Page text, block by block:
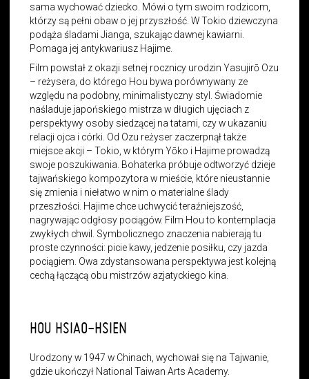
sama wychować dziecko. Mówi o tym swoim rodzicom,
którzy są pełni obaw o jej przyszłość. W Tokio dziewczyna
podąża śladami Jianga, szukając dawnej kawiarni.
Pomaga jej antykwariusz Hajime.
Film powstał z okazji setnej rocznicy urodzin Yasujirō Ozu
– reżysera, do którego Hou bywa porównywany ze
względu na podobny, minimalistyczny styl. Świadomie
naśladuje japońskiego mistrza w długich ujęciach z
perspektywy osoby siedzącej na tatami, czy w ukazaniu
relacji ojca i córki. Od Ozu reżyser zaczerpnął także
miejsce akcji – Tokio, w którym Yōko i Hajime prowadzą
swoje poszukiwania. Bohaterka próbuje odtworzyć dzieje
tajwańskiego kompozytora w mieście, które nieustannie
się zmienia i niełatwo w nim o materialne ślady
przeszłości. Hajime chce uchwycić teraźniejszość,
nagrywając odgłosy pociągów. Film Hou to kontemplacja
zwykłych chwil. Symbolicznego znaczenia nabierają tu
proste czynności: picie kawy, jedzenie posiłku, czy jazda
pociągiem. Owa zdystansowana perspektywa jest kolejną
cechą łączącą obu mistrzów azjatyckiego kina.
HOU HSIAO-HSIEN
Urodzony w 1947 w Chinach, wychował się na Tajwanie,
gdzie ukończył National Taiwan Arts Academy.